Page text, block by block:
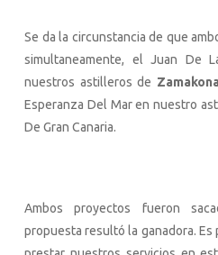
Se da la circunstancia de que
simultaneamente, el Juan De
nuestros astilleros de
Esperanza Del Mar en nuestro
De Gran Canaria.
Ambos proyectos fueron
propuesta resultó la ganadora.